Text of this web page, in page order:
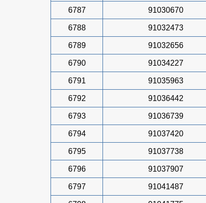
6787 91030670
6788 91032473
6789 91032656
6790 91034227
6791 91035963
6792 91036442
6793 91036739
6794 91037420
6795 91037738
6796 91037907
6797 91041487